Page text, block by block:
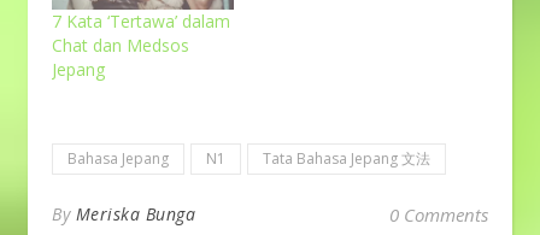
7 Kata ‘Tertawa’ dalam
Chat dan Medsos
Jepang
Bahasa Jepang N1 Tata Bahasa Jepang 文法
By Meriska Bunga 0 Comments